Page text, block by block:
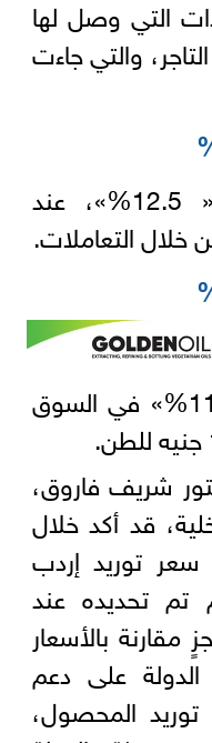
التي وصل لها
والتي جاءت
استقرت أسعار القمح « 12.5%»، عند
وثبتت أسعار القمح « 11.5%» في السوق
شريف فاروق،
قد أكد خلال
توريد إردب
تم تحديده عند
مقارنة بالأسعار
على دعم
توريد المحصول،